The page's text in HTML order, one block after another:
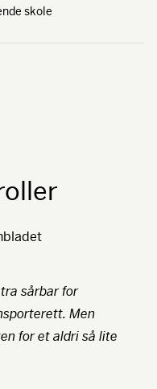
skole
sårbar for
Men
for et aldri så lite